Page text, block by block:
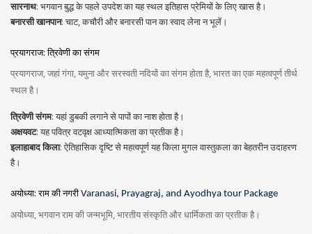
सारनाथ: भगवान बुद्ध के पहले उपदेश का यह स्थल इतिहास प्रेमियों के लिए खास है।
बनारसी खानपान: चाट, कचौरी और बनारसी पान का स्वाद लेना न भूलें।
प्रयागराज: त्रिवेणी का संगम
प्रयागराज, जहां गंगा, यमुना और सरस्वती नदियों का संगम होता है, भारत का एक महत्वपूर्ण तीर्थ
स्थल है।
त्रिवेणी संगम: यहां डुबकी लगाने से पापों का नाश होता है।
अक्षयवट: यह पवित्र वटवृक्ष आध्यात्मिकता का प्रतीक है।
इलाहाबाद किला: ऐतिहासिक दृष्टि से महत्वपूर्ण यह किला मुगल वास्तुकला का बेहतरीन उदाहरण
है।
अयोध्या: राम की नगरी Varanasi, Prayagraj, and Ayodhya tour Package
अयोध्या, भगवान राम की जन्मभूमि, भारतीय संस्कृति और धार्मिकता का प्रतीक है।